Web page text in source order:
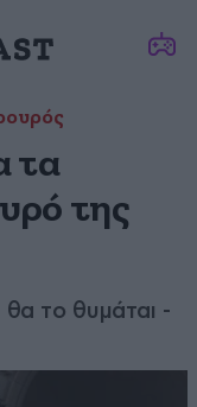
τα
της
θα το θυμάται -